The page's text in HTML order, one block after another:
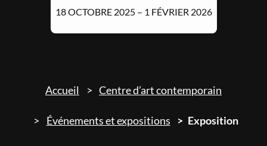
18 OCTOBRE 2025 – 1 FÉVRIER 2026
Accueil Centre d’art contemporain
Événements et expositions Exposition